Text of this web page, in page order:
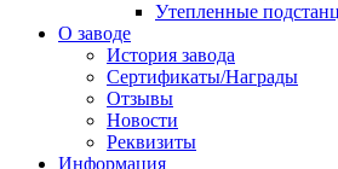
Утепленные
О заводе
История завода
Сертификаты/Награды
Отзывы
Новости
Реквизиты
Информация